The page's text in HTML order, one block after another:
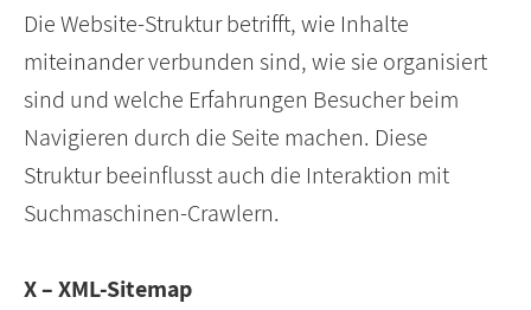
Die Website-Struktur betrifft, wie Inhalte
miteinander verbunden sind, wie sie organisiert
sind und welche Erfahrungen Besucher beim
Navigieren durch die Seite machen. Diese
Struktur beeinflusst auch die Interaktion mit
Suchmaschinen-Crawlern.
X – XML-Sitemap